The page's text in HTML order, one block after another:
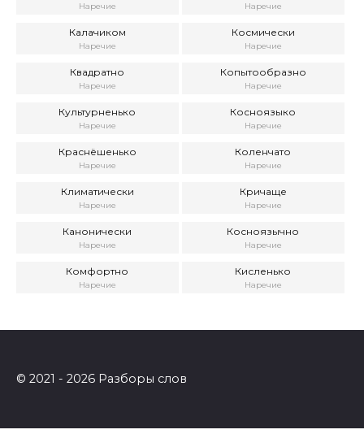
Наречие Наречие
Калачиком
Наречие
Космически
Наречие
Квадратно
Наречие
Копытообразно
Наречие
Культурненько
Наречие
Косноязыко
Наречие
Краснёшенько
Наречие
Коленчато
Наречие
Климатически
Наречие
Кричаще
Наречие
Канонически
Наречие
Косноязычно
Наречие
Комфортно
Наречие
Кисленько
Наречие
© 2021 - 2026 Разборы слов